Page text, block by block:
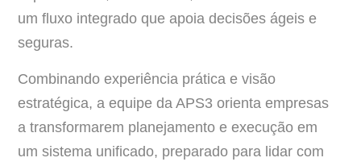
um fluxo integrado que apoia decisões ágeis e
seguras.
Combinando experiência prática e visão
estratégica, a equipe da APS3 orienta empresas
a transformarem planejamento e execução em
um sistema unificado, preparado para lidar com